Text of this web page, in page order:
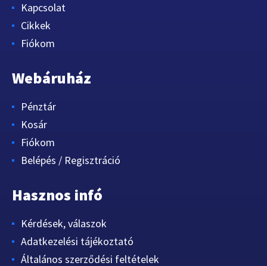
Kapcsolat
Cikkek
Fiókom
Webáruház
Pénztár
Kosár
Fiókom
Belépés / Regisztráció
Hasznos infó
Kérdések, válaszok
Adatkezelési tájékoztató
Általános szerződési feltételek